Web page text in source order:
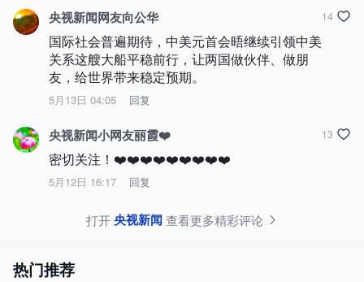
央视新闻网友向公华
国际社会普遍期待，中美元首会晤继续引领中美
关系这艘大船平稳前行，让两国做伙伴、做朋
友，给世界带来稳定预期。
5月13日 04:05 回复
14
央视新闻小网友丽霞❤️
密切关注！❤️❤️❤️❤️❤️❤️❤️❤️❤️
5月12日 16:17 回复
13
打开央视新闻查看更多精彩评论
热门推荐